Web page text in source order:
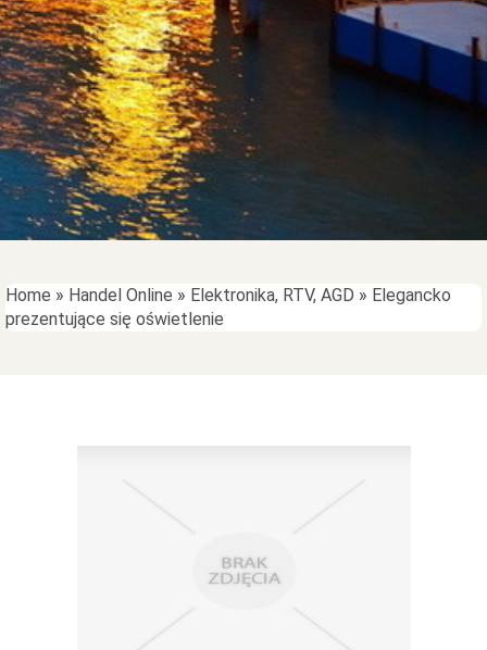
Home » Handel Online » Elektronika, RTV, AGD » Elegancko
prezentujące się oświetlenie